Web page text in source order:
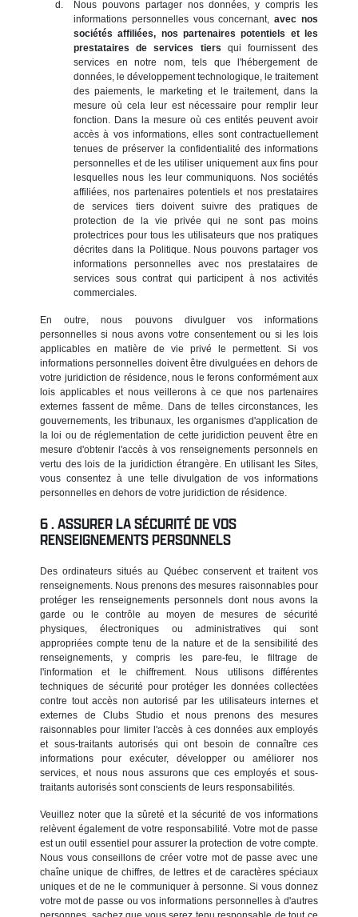
Nous pouvons partager nos données, y compris les
informations personnelles vous concernant,avec nos
sociétés affiliées, nos partenaires potentiels et les
prestataires de services tiers qui fournissent des
services en notre nom, tels que l'hébergement de
données, le développement technologique, le traitement
des paiements, le marketing et le traitement, dans la
mesure où cela leur est nécessaire pour remplir leur
fonction. Dans la mesure où ces entités peuvent avoir
accès à vos informations, elles sont contractuellement
tenues de préserver la confidentialité des informations
personnelles et de les utiliser uniquement aux fins pour
lesquelles nous les leur communiquons. Nos sociétés
affiliées, nos partenaires potentiels et nos prestataires
de services tiers doivent suivre des pratiques de
protection de la vie privée qui ne sont pas moins
protectrices pour tous les utilisateurs que nos pratiques
décrites dans la Politique. Nous pouvons partager vos
informations personnelles avec nos prestataires de
services sous contrat qui participent à nos activités
commerciales.
En outre, nous pouvons divulguer vos informations
personnelles si nous avons votre consentement ou si les lois
applicables en matière de vie privé le permettent. Si vos
informations personnelles doivent être divulguées en dehors de
votre juridiction de résidence, nous le ferons conformément aux
lois applicables et nous veillerons à ce que nos partenaires
externes fassent de même. Dans de telles circonstances, les
gouvernements, les tribunaux, les organismes d'application de
la loi ou de réglementation de cette juridiction peuvent être en
mesure d'obtenir l'accès à vos renseignements personnels en
vertu des lois de la juridiction étrangère. En utilisant les Sites,
vous consentez à une telle divulgation de vos informations
personnelles en dehors de votre juridiction de résidence.
ASSURER LA SÉCURITÉ DE VOS
RENSEIGNEMENTS PERSONNELS
Des ordinateurs situés au Québec conservent et traitent vos
renseignements. Nous prenons des mesures raisonnables pour
protéger les renseignements personnels dont nous avons la
garde ou le contrôle au moyen de mesures de sécurité
physiques, électroniques ou administratives qui sont
appropriées compte tenu de la nature et de la sensibilité des
renseignements, y compris les pare-feu, le filtrage de
l'information et le chiffrement. Nous utilisons différentes
techniques de sécurité pour protéger les données collectées
contre tout accès non autorisé par les utilisateurs internes et
externes de Clubs Studio et nous prenons des mesures
raisonnables pour limiter l'accès à ces données aux employés
et sous-traitants autorisés qui ont besoin de connaître ces
informations pour exécuter, développer ou améliorer nos
services, et nous nous assurons que ces employés et sous-
traitants autorisés sont conscients de leurs responsabilités.
Veuillez noter que la sûreté et la sécurité de vos informations
relèvent également de votre responsabilité. Votre mot de passe
est un outil essentiel pour assurer la protection de votre compte.
Nous vous conseillons de créer votre mot de passe avec une
chaîne unique de chiffres, de lettres et de caractères spéciaux
uniques et de ne le communiquer à personne. Si vous donnez
votre mot de passe ou vos informations personnelles à d'autres